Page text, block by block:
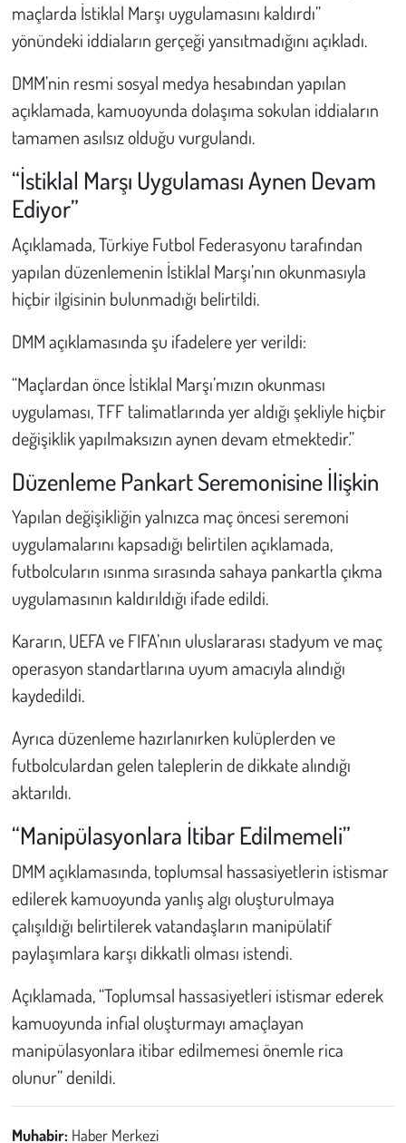
maçlarda İstiklal Marşı uygulamasını kaldırdı”
yönündeki iddiaların gerçeği yansıtmadığını açıkladı.
DMM’nin resmi sosyal medya hesabından yapılan
açıklamada, kamuoyunda dolaşıma sokulan iddiaların
tamamen asılsız olduğu vurgulandı.
“İstiklal Marşı Uygulaması Aynen Devam
Ediyor”
Açıklamada, Türkiye Futbol Federasyonu tarafından
yapılan düzenlemenin İstiklal Marşı’nın okunmasıyla
hiçbir ilgisinin bulunmadığı belirtildi.
DMM açıklamasında şu ifadelere yer verildi:
“Maçlardan önce İstiklal Marşı’mızın okunması
uygulaması, TFF talimatlarında yer aldığı şekliyle hiçbir
değişiklik yapılmaksızın aynen devam etmektedir.”
Düzenleme Pankart Seremonisine İlişkin
Yapılan değişikliğin yalnızca maç öncesi seremoni
uygulamalarını kapsadığı belirtilen açıklamada,
futbolcuların ısınma sırasında sahaya pankartla çıkma
uygulamasının kaldırıldığı ifade edildi.
Kararın, UEFA ve FIFA’nın uluslararası stadyum ve maç
operasyon standartlarına uyum amacıyla alındığı
kaydedildi.
Ayrıca düzenleme hazırlanırken kulüplerden ve
futbolculardan gelen taleplerin de dikkate alındığı
aktarıldı.
“Manipülasyonlara İtibar Edilmemeli”
DMM açıklamasında, toplumsal hassasiyetlerin istismar
edilerek kamuoyunda yanlış algı oluşturulmaya
çalışıldığı belirtilerek vatandaşların manipülatif
paylaşımlara karşı dikkatli olması istendi.
Açıklamada, “Toplumsal hassasiyetleri istismar ederek
kamuoyunda infial oluşturmayı amaçlayan
manipülasyonlara itibar edilmemesi önemle rica
olunur” denildi.
Muhabir: Haber Merkezi
Galeri
Vefat İlanları
Tarih
Hukuk
Tarım
Son Dakika
Kent
Eğlence